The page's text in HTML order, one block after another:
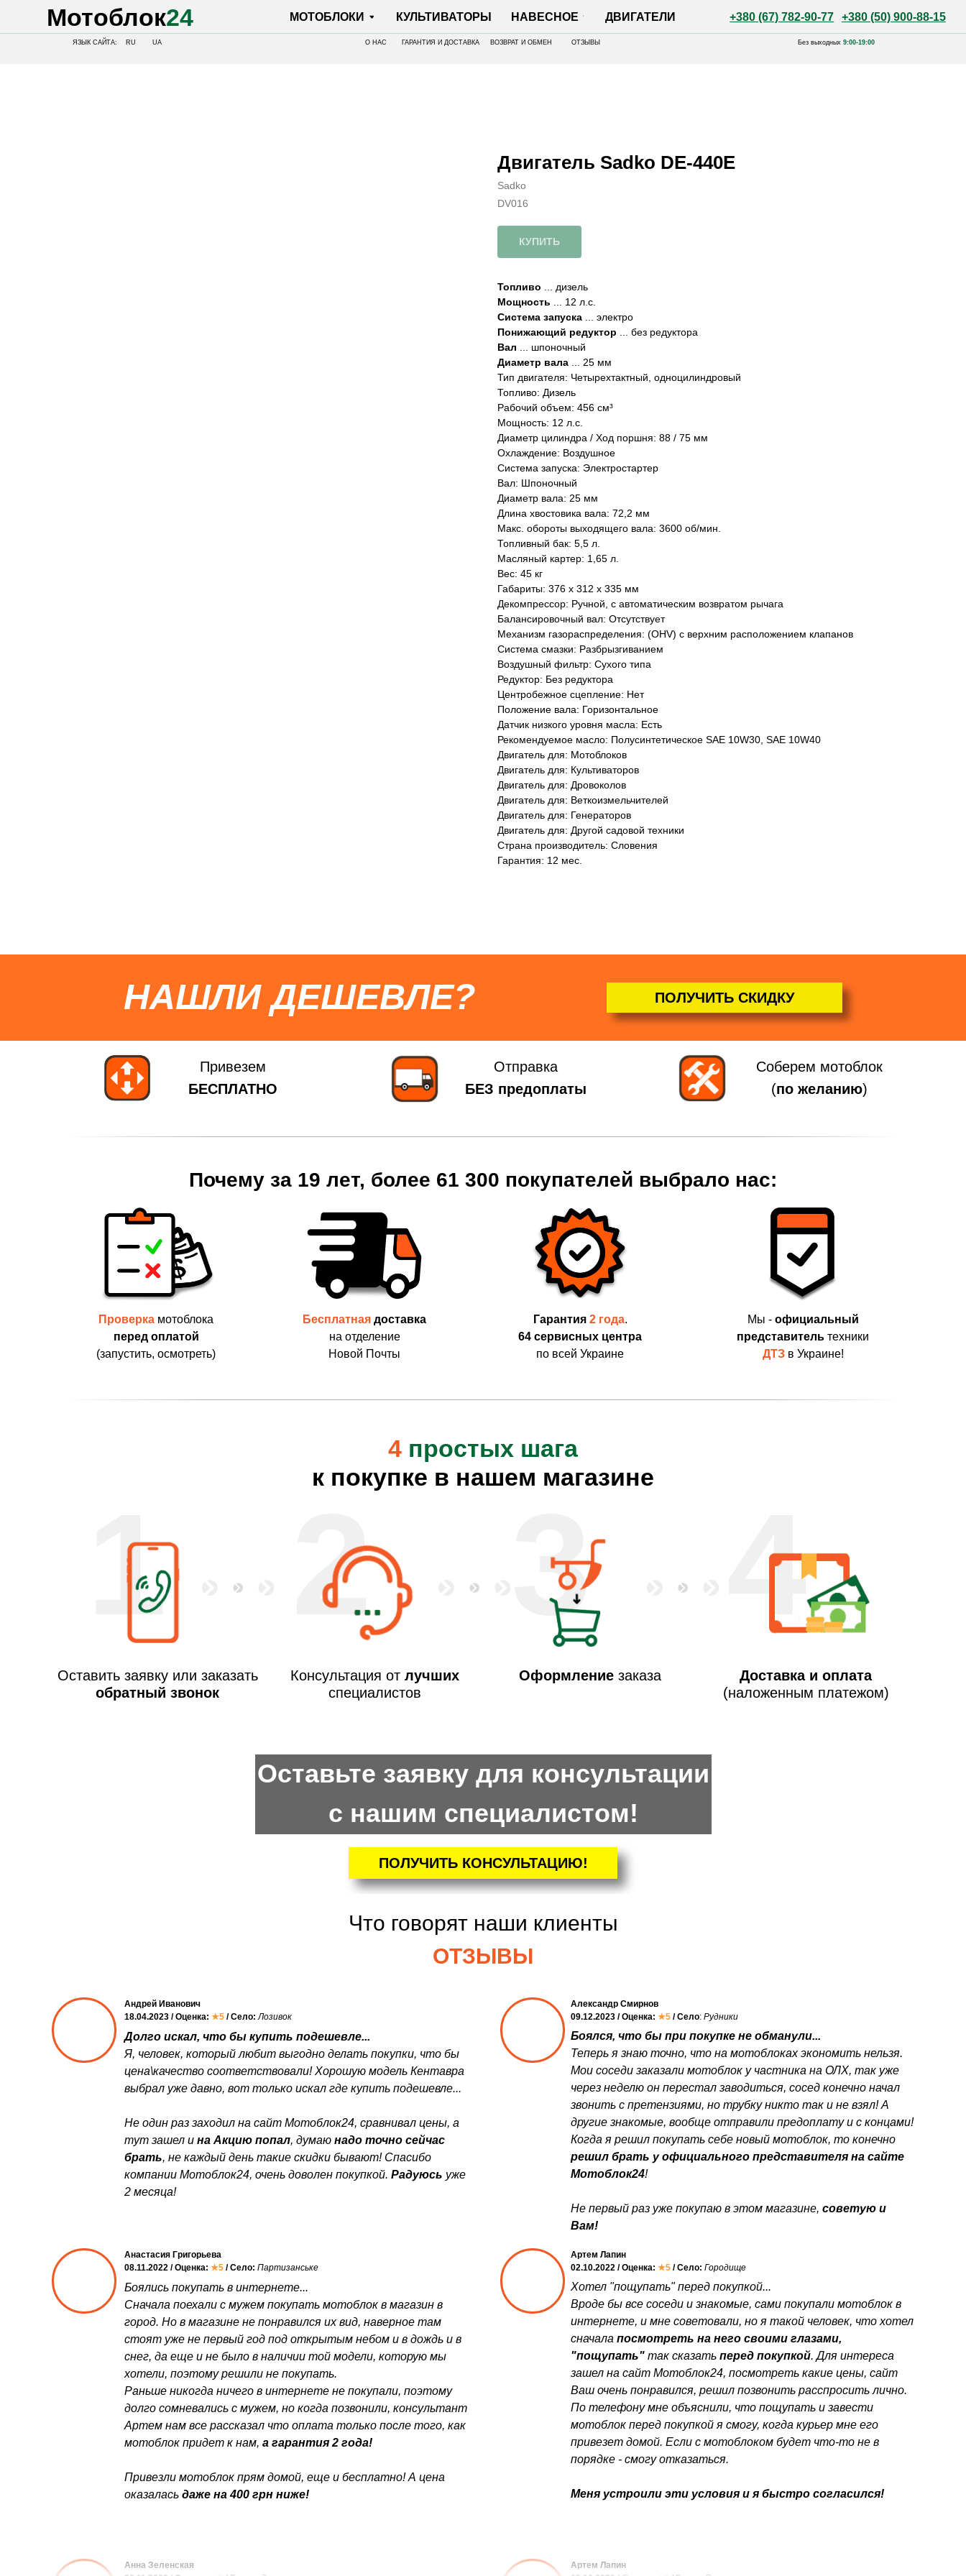
Мотоблок24 +380 (67) 782-90-77 +380 (50) 900-88-15
МОТОБЛОКИ КУЛЬТИВАТОРЫ НАВЕСНОЕ ДВИГАТЕЛИ
ЯЗЫК САЙТА:
Двигатель Sadko DE-440E
Sadko
DV016
КУПИТЬ
Топливо ... дизель
Мощность ... 12 л.с.
Система запуска ... электро
Понижающий редуктор ... без редуктора
Вал ... шпоночный
Диаметр вала ... 25 мм
Тип двигателя: Четырехтактный, одноцилиндровый
Топливо: Дизель
Рабочий объем: 456 см³
Мощность: 12 л.с.
Диаметр цилиндра / Ход поршня: 88 / 75 мм
Охлаждение: Воздушное
Система запуска: Электростартер
Вал: Шпоночный
Диаметр вала: 25 мм
Длина хвостовика вала: 72,2 мм
Макс. обороты выходящего вала: 3600 об/мин.
Топливный бак: 5,5 л.
Масляный картер: 1,65 л.
Вес: 45 кг
Габариты: 376 x 312 x 335 мм
Декомпрессор: Ручной, с автоматическим возвратом рычага
Балансировочный вал: Отсутствует
Механизм газораспределения: (OHV) с верхним расположением клапанов
Система смазки: Разбрызгиванием
Воздушный фильтр: Сухого типа
Редуктор: Без редуктора
Центробежное сцепление: Нет
Положение вала: Горизонтальное
Датчик низкого уровня масла: Есть
Рекомендуемое масло: Полусинтетическое SAE 10W30, SAE 10W40
Двигатель для: Мотоблоков
Двигатель для: Культиваторов
Двигатель для: Дровоколов
Двигатель для: Веткоизмельчителей
Двигатель для: Генераторов
Двигатель для: Другой садовой техники
Страна производитель: Словения
Гарантия: 12 мес.
НАШЛИ ДЕШЕВЛЕ? ПОЛУЧИТЬ СКИДКУ
Отправка
БЕЗ предоплаты
Привезем
БЕСПЛАТНО
Соберем мотоблок
(по желанию)
Почему за 19 лет, более 61 300 покупателей выбрало нас:
Проверка мотоблока
перед оплатой
(запустить, осмотреть)
Гарантия 2 года.
64 сервисных центра
по всей Украине
Бесплатная доставка
на отделение
Новой Почты
Мы - официальный
представитель техники
ДТЗ в Украине!
1 4
3
2
Оставить заявку или заказать
обратный звонок
Консультация от лучших
специалистов
Оформление заказа
Доставка и оплата
(наложенным платежом)
4 простых шага
к покупке в нашем магазине
ПОЛУЧИТЬ КОНСУЛЬТАЦИЮ!
Оставьте заявку для консультации
с нашим специалистом!
Что говорят наши клиенты
ОТЗЫВЫ
Хотел "пощупать" перед покупкой...
Вроде бы все соседи и знакомые, сами покупали мотоблок в
интернете, и мне советовали, но я такой человек, что хотел
сначала посмотреть на него своими глазами,
"пощупать" так сказать перед покупкой. Для интереса
зашел на сайт Мотоблок24, посмотреть какие цены, сайт
Ваш очень понравился, решил позвонить расспросить лично.
По телефону мне объяснили, что пощупать и завести
мотоблок перед покупкой я смогу, когда курьер мне его
привезет домой. Если с мотоблоком будет что-то не в
порядке - смогу отказаться.
Меня устроили эти условия и я быстро согласился!
Артем Лапин
02.10.2022 / Оценка: ★5 / Село: Городище
Боялся, что бы при покупке не обманули...
Теперь я знаю точно, что на мотоблоках экономить нельзя.
Мои соседи заказали мотоблок у частника на ОЛХ, так уже
через неделю он перестал заводиться, сосед конечно начал
звонить с претензиями, но трубку никто так и не взял! А
другие знакомые, вообще отправили предоплату и с концами!
Когда я решил покупать себе новый мотоблок, то конечно
решил брать у официального представителя на сайте
Мотоблок24!
Не первый раз уже покупаю в этом магазине, советую и
Вам!
Александр Смирнов
09.12.2023 / Оценка: ★5 / Село: Рудники
Боялись покупать в интернете...
Сначала поехали с мужем покупать мотоблок в магазин в
город. Но в магазине не понравился их вид, наверное там
стоят уже не первый год под открытым небом и в дождь и в
снег, да еще и не было в наличии той модели, которую мы
хотели, поэтому решили не покупать.
Раньше никогда ничего в интернете не покупали, поэтому
долго сомневались с мужем, но когда позвонили, консультант
Артем нам все рассказал что оплата только после того, как
мотоблок придет к нам, а гарантия 2 года!
Привезли мотоблок прям домой, еще и бесплатно! А цена
оказалась даже на 400 грн ниже!
Анастасия Григорьева
08.11.2022 / Оценка: ★5 / Село: Партизанське
Артем Лапин
Анна Зеленская
Долго искал, что бы купить подешевле...
Я, человек, который любит выгодно делать покупки, что бы
цена\качество соответствовали! Хорошую модель Кентавра
выбрал уже давно, вот только искал где купить подешевле...
Не один раз заходил на сайт Мотоблок24, сравнивал цены, а
тут зашел и на Акцию попал, думаю надо точно сейчас
брать, не каждый день такие скидки бывают! Спасибо
компании Мотоблок24, очень доволен покупкой. Радуюсь уже
2 месяца!
Андрей Иванович
18.04.2023 / Оценка: ★5 / Село: Лозивок